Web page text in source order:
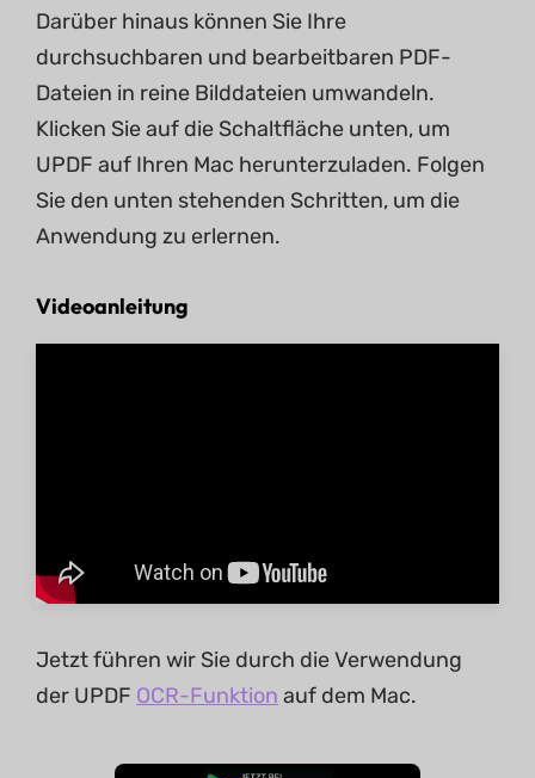
Darüber hinaus können Sie Ihre
durchsuchbaren und bearbeitbaren PDF-
Dateien in reine Bilddateien umwandeln.
Klicken Sie auf die Schaltfläche unten, um
UPDF auf Ihren Mac herunterzuladen. Folgen
Sie den unten stehenden Schritten, um die
Anwendung zu erlernen.
Videoanleitung
Jetzt führen wir Sie durch die Verwendung
der UPDF OCR-Funktion auf dem Mac.